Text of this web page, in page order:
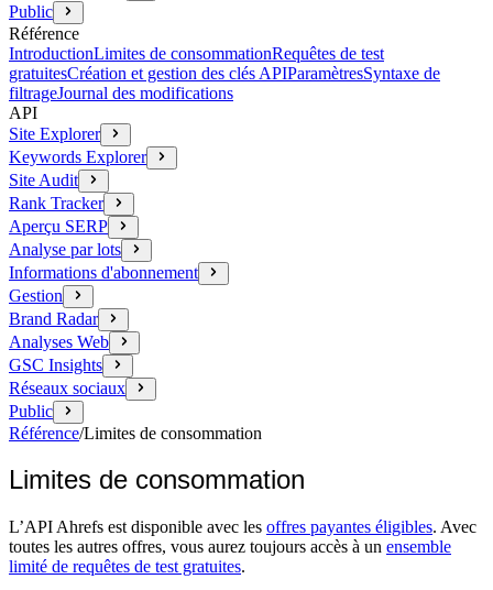
Public
Référence
IntroductionLimites de consommationRequêtes de test
gratuitesCréation et gestion des clés APIParamètresSyntaxe de
filtrageJournal des modifications
API
Site Explorer
Keywords Explorer
Site Audit
Rank Tracker
Aperçu SERP
Analyse par lots
Informations d'abonnement
Gestion
Brand Radar
Analyses Web
GSC Insights
Réseaux sociaux
Public
Référence/Limites de consommation
Limites de consommation
L’API Ahrefs est disponible avec les offres payantes éligibles. Avec
toutes les autres offres, vous aurez toujours accès à un ensemble
limité de requêtes de test gratuites.